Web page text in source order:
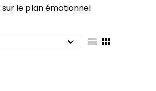
le plan émotionnel
  